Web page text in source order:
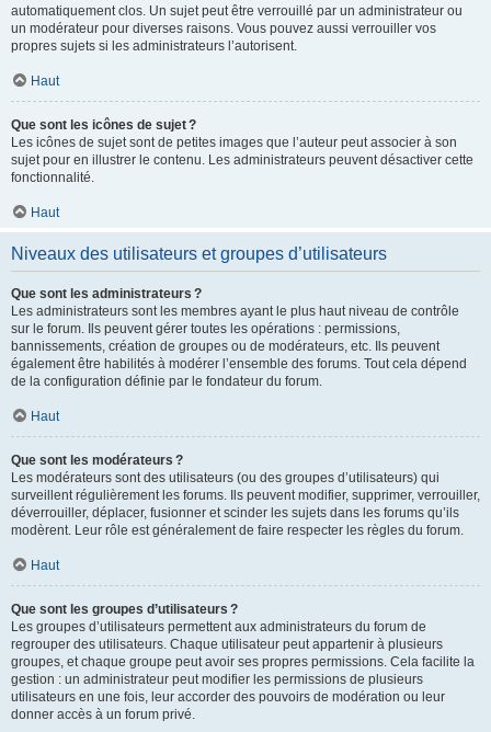
automatiquement clos. Un sujet peut être verrouillé par un administrateur ou
un modérateur pour diverses raisons. Vous pouvez aussi verrouiller vos
propres sujets si les administrateurs l’autorisent.
Haut
Que sont les icônes de sujet ?
Les icônes de sujet sont de petites images que l’auteur peut associer à son
sujet pour en illustrer le contenu. Les administrateurs peuvent désactiver cette
fonctionnalité.
Haut
Niveaux des utilisateurs et groupes d’utilisateurs
Que sont les administrateurs ?
Les administrateurs sont les membres ayant le plus haut niveau de contrôle
sur le forum. Ils peuvent gérer toutes les opérations : permissions,
bannissements, création de groupes ou de modérateurs, etc. Ils peuvent
également être habilités à modérer l’ensemble des forums. Tout cela dépend
de la configuration définie par le fondateur du forum.
Haut
Que sont les modérateurs ?
Les modérateurs sont des utilisateurs (ou des groupes d’utilisateurs) qui
surveillent régulièrement les forums. Ils peuvent modifier, supprimer, verrouiller,
déverrouiller, déplacer, fusionner et scinder les sujets dans les forums qu’ils
modèrent. Leur rôle est généralement de faire respecter les règles du forum.
Haut
Que sont les groupes d’utilisateurs ?
Les groupes d’utilisateurs permettent aux administrateurs du forum de
regrouper des utilisateurs. Chaque utilisateur peut appartenir à plusieurs
groupes, et chaque groupe peut avoir ses propres permissions. Cela facilite la
gestion : un administrateur peut modifier les permissions de plusieurs
utilisateurs en une fois, leur accorder des pouvoirs de modération ou leur
donner accès à un forum privé.